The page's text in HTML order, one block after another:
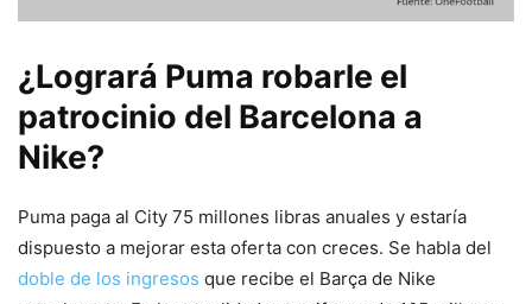
¿Logrará Puma robarle el
patrocinio del Barcelona a
Nike?
Puma paga al City 75 millones libras anuales y estaría
dispuesto a mejorar esta oferta con creces. Se habla del
doble de los ingresos que recibe el Barça de Nike